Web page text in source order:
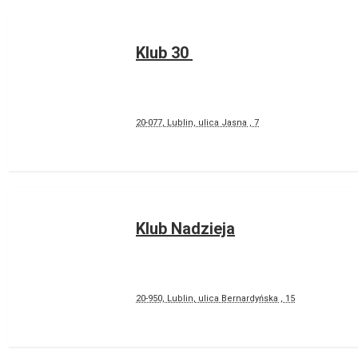
Klub 30
20-077, Lublin, ulica Jasna , 7
Klub Nadzieja
20-950, Lublin, ulica Bernardyńska , 15